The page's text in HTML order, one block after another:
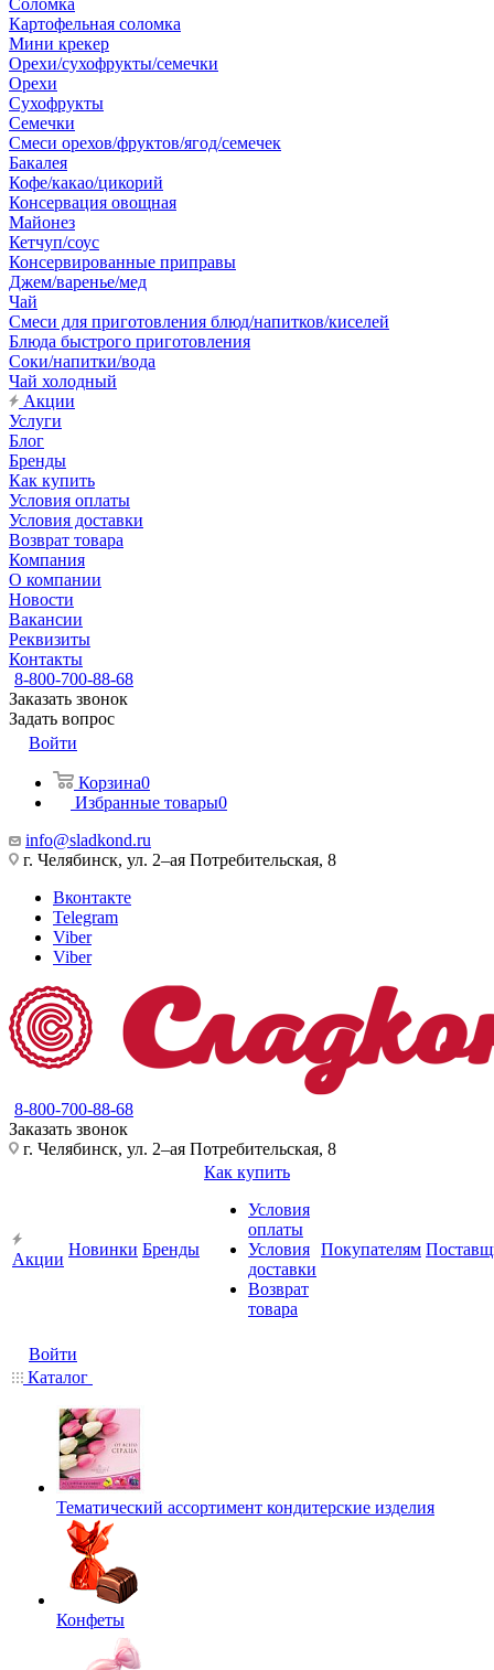
Соломка
Картофельная соломка
Мини крекер
Орехи/сухофрукты/семечки
Орехи
Сухофрукты
Семечки
Смеси орехов/фруктов/ягод/семечек
Бакалея
Кофе/какао/цикорий
Консервация овощная
Майонез
Кетчуп/соус
Консервированные приправы
Джем/варенье/мед
Чай
Смеси для приготовления блюд/напитков/киселей
Блюда быстрого приготовления
Соки/напитки/вода
Чай холодный
Акции
Услуги
Блог
Бренды
Как купить
Условия оплаты
Условия доставки
Возврат товара
Компания
О компании
Новости
Вакансии
Реквизиты
Контакты
8-800-700-88-68
Заказать звонок
Задать вопрос
Войти
Корзина0
Избранные товары0
info@sladkond.ru
г. Челябинск, ул. 2–ая Потребительская, 8
Вконтакте
Telegram
Viber
Viber
8-800-700-88-68
Заказать звонок
г. Челябинск, ул. 2–ая Потребительская, 8
Акции
Новинки Бренды
Как купить
Условия
оплаты
Условия
доставки
Возврат
товара
Покупателям
Войти
Каталог
Тематический ассортимент кондитерские изделия
Конфеты